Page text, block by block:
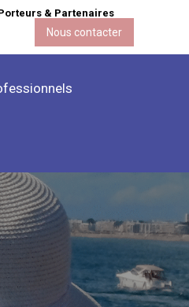
& Partenaires
Nous contacter